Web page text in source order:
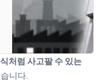
처럼 사고팔 수 있는
니다.